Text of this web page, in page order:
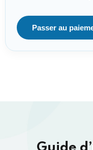
Passer au